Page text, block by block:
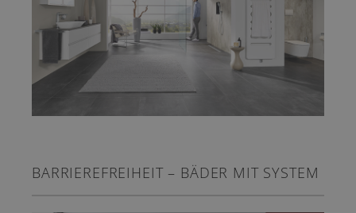
BARRIEREFREIHEIT – BÄDER MIT SYSTEM